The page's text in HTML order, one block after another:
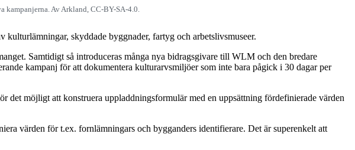
kampanjerna. Av Arkland, CC-BY-SA-4.0.
kulturlämningar, skyddade byggnader, fartyg och arbetslivsmuseer.
Samtidigt så introduceras många nya bidragsgivare till WLM och den bredare
kampanj för att dokumentera kulturarvsmiljöer som inte bara pågick i 30 dagar per
det möjligt att konstruera uppladdningsformulär med en uppsättning fördefinierade värden
värden för t.ex. fornlämningars och bygganders identifierare. Det är superenkelt att